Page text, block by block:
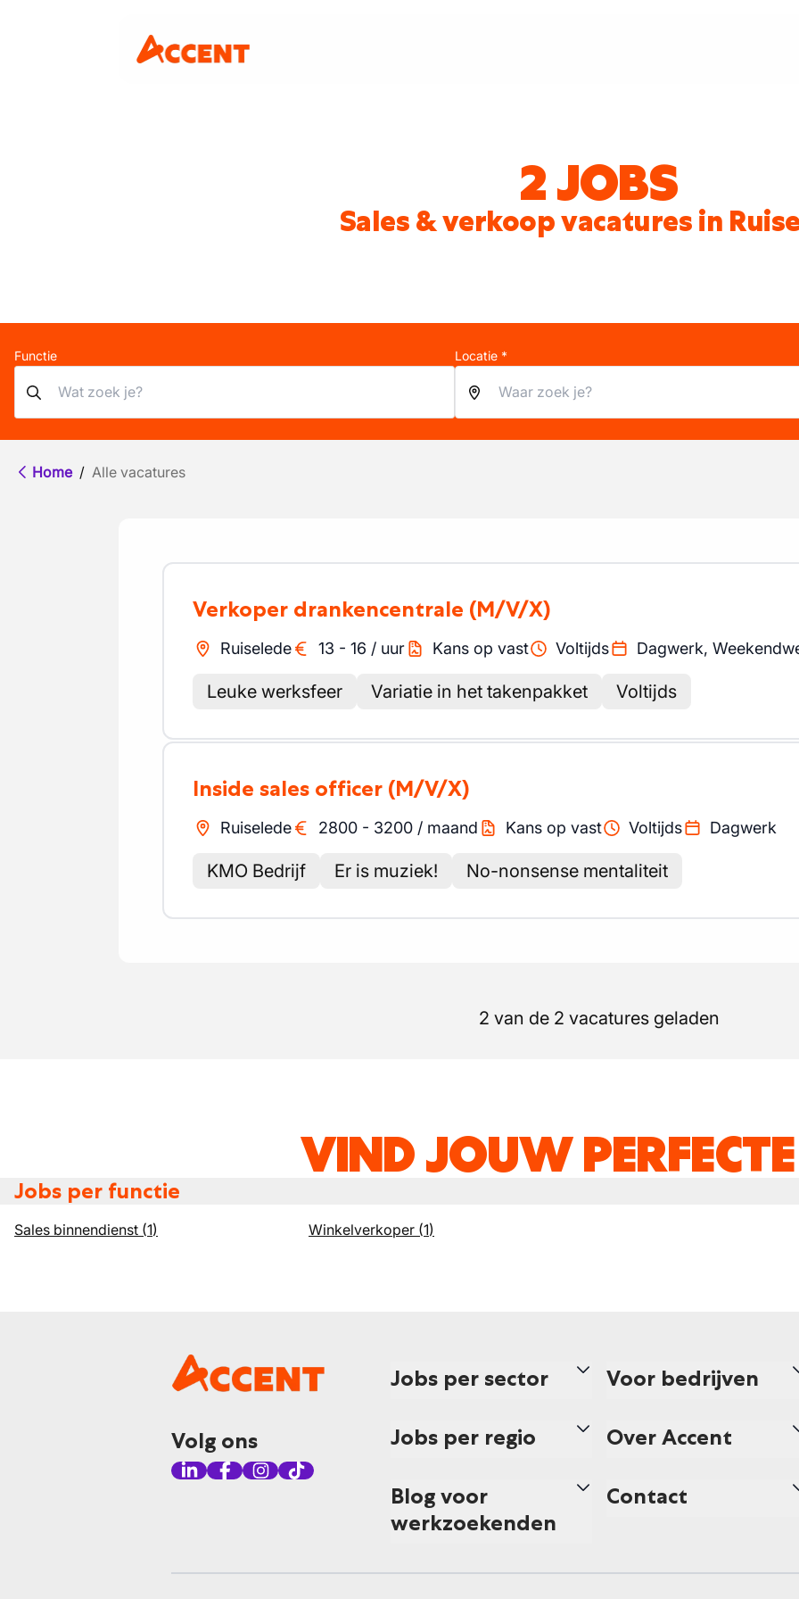
2 JOBS
Sales & verkoop vacatures in
Functie Locatie *
Home / Alle vacatures
Verkoper drankencentrale (M/V/X)
Ruiselede 13 - 16 / uur Kans op vast Voltijds Dagwerk,
Leuke werksfeer Variatie in het takenpakket Voltijds
Inside sales officer (M/V/X)
Ruiselede 2800 - 3200 / maand Kans op vast Voltijds Dagwerk
KMO Bedrijf Er is muziek! No-nonsense mentaliteit
2 van de 2 vacatures geladen
VIND JOUW
Jobs per functie
Sales binnendienst (1) Winkelverkoper (1)
Volg ons
Jobs per sector
Jobs per regio
Blog voor
werkzoekenden
Voor bedrijven
Over Accent
Contact